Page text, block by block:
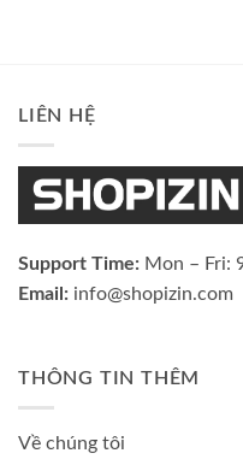
LIÊN HỆ
Support Time: Mon – Fri:
Email: info@shopizin.com
THÔNG TIN THÊM
Về chúng tôi